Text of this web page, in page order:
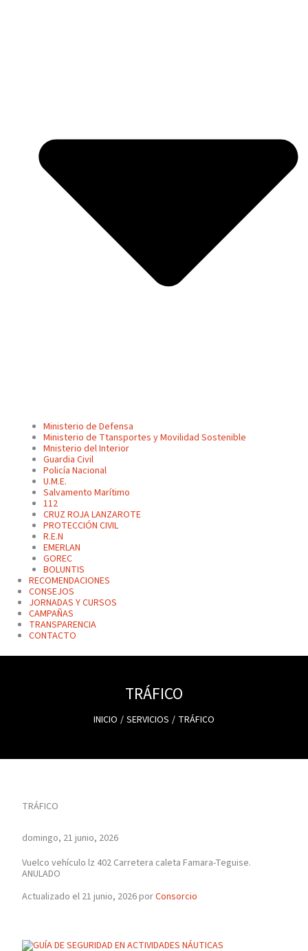
Ministerio de Defensa
Ministerio de Ttansportes y Movilidad Sostenible
Mnisterio del Interior
Guardia Civil
Policía Nacional
U.M.E.
Salvamento Marítimo
112
CRUZ ROJA LANZAROTE
PROTECCIÓN CIVIL
R.E.N
EMERLAN
GOREC
BOLUNTIS
RECOMENDACIONES
CONSEJOS
JORNADAS Y CURSOS
CAMPAÑAS
TRANSPARENCIA
CONTACTO
TRÁFICO
INICIO SERVICIOS TRÁFICO
TRÁFICO
domingo, 21 junio, 2026
Vuelco vehículo lz 402 Carretera caleta Famara-Teguise.
ANULADO
Actualizado el 21 junio, 2026 porConsorcio